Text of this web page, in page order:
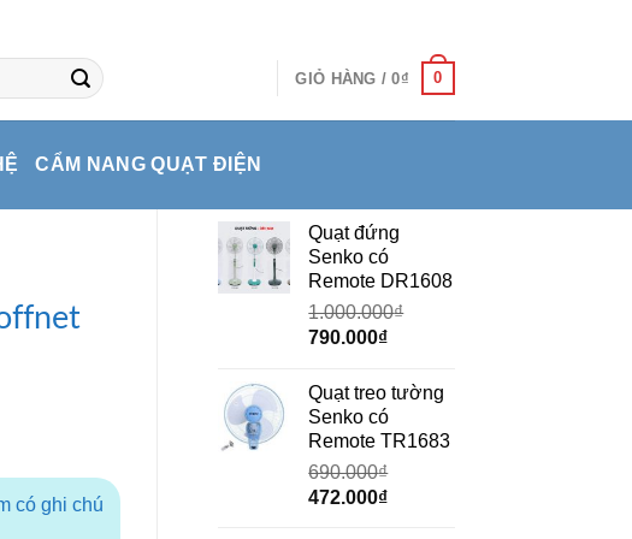
GIỎ HÀNG /0₫ 0
CẨM NANG QUẠT ĐIỆN
Quạt đứng
Senko có
Remote DR1608
1.000.000₫
Giá
là:
1.000.000₫.
790.000₫Giá
tại
là:
790.000₫.
Quạt treo tường
Senko có
Remote TR1683
690.000₫
Giá
472.000₫Giá
có ghi chú